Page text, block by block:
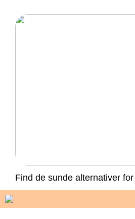
Find de sunde alternativer